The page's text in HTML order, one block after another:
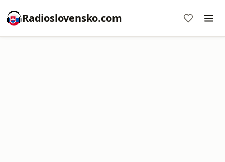
Radioslovensko.com